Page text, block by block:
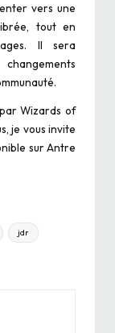
vers une
tout en
Il sera
Wizards of
je vous invite
sur Antre
jdr